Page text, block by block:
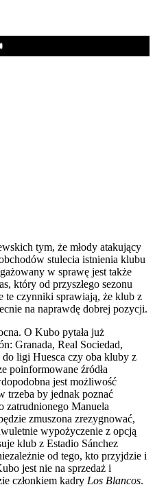
Play
tym, że młody atakujący
stulecia istnienia klubu
w sprawę jest także
który od przyszłego sezonu
te czynniki sprawiają, że klub z
na naprawdę dobrej pozycji.
O Kubo pytała już
Granada, Real Sociedad,
ligi Huesca czy oba kluby z
poinformowane źródła
jest możliwość
trzeba by jednak poznać
zatrudnionego Manuela
zmuszona zrezygnować,
wypożyczenie z opcją
klub z Estadio Sánchez
od tego, kto przyjdzie i
jest nie na sprzedaż i
członkiem kadry Los Blancos.